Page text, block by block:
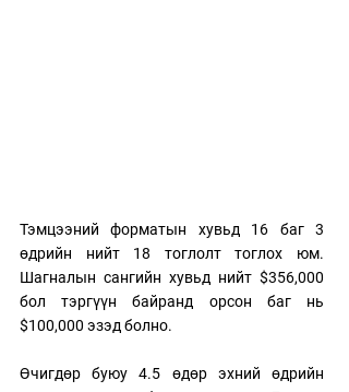
Тэмцээний форматын хувьд 16 баг 3
өдрийн нийт 18 тоглолт тоглох юм.
Шагналын сангийн хувьд нийт $356,000
бол тэргүүн байранд орсон баг нь
$100,000 эзэд болно.
Өчигдөр буюу 4.5 өдөр эхний өдрийн